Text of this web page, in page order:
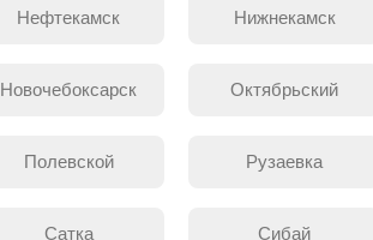
Нефтекамск Нижнекамск
Новочебоксарск Октябрьский
Полевской Рузаевка
Сатка Сибай